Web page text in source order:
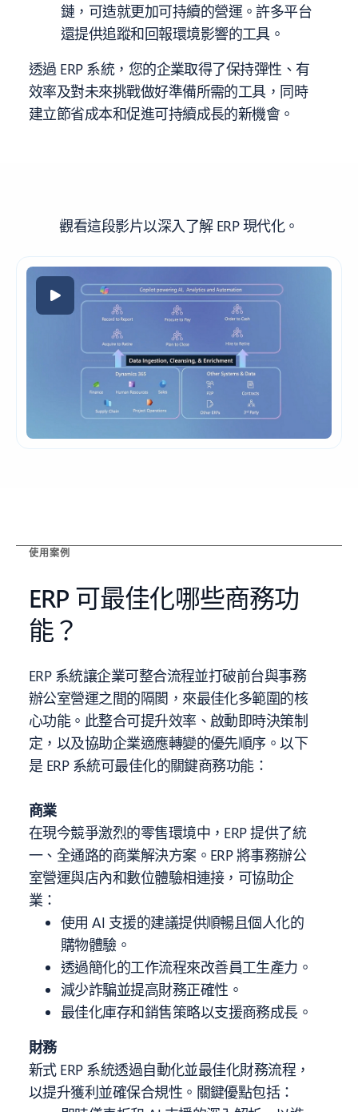
鏈，可造就更加可持續的營運。許多平台
還提供追蹤和回報環境影響的工具。
透過 ERP 系統，您的企業取得了保持彈性、有
效率及對未來挑戰做好準備所需的工具，同時
建立節省成本和促進可持續成長的新機會。
觀看這段影片以深入了解 ERP 現代化。
使用案例
ERP 可最佳化哪些商務功
能？
ERP 系統讓企業可整合流程並打破前台與事務
辦公室營運之間的隔閡，來最佳化多範圍的核
心功能。此整合可提升效率、啟動即時決策制
定，以及協助企業適應轉變的優先順序。以下
是 ERP 系統可最佳化的關鍵商務功能：
商業
在現今競爭激烈的零售環境中，ERP 提供了統
一、全通路的商業解決方案。ERP 將事務辦公
室營運與店內和數位體驗相連接，可協助企
業：
使用 AI 支援的建議提供順暢且個人化的
購物體驗。
透過簡化的工作流程來改善員工生產力。
減少詐騙並提高財務正確性。
最佳化庫存和銷售策略以支援商務成長。
財務
新式 ERP 系統透過自動化並最佳化財務流程，
以提升獲利並確保合規性。關鍵優點包括：